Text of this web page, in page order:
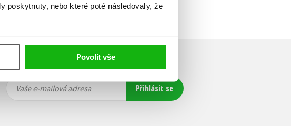
poskytnuty, nebo které poté následovaly, že
Povolit vše
Vaše e-
mailová
Vaše e-
mailová
Vaše e-mailová adresa Přihlásit se